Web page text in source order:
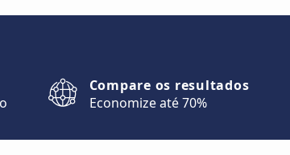
Compare os resultados
Economize até 70%